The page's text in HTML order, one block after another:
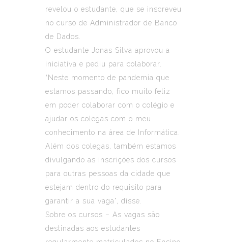
revelou o estudante, que se inscreveu
no curso de Administrador de Banco
de Dados.
O estudante Jonas Silva aprovou a
iniciativa e pediu para colaborar.
“Neste momento de pandemia que
estamos passando, fico muito feliz
em poder colaborar com o colégio e
ajudar os colegas com o meu
conhecimento na área de Informática.
Além dos colegas, também estamos
divulgando as inscrições dos cursos
para outras pessoas da cidade que
estejam dentro do requisito para
garantir a sua vaga”, disse.
Sobre os cursos – As vagas são
destinadas aos estudantes